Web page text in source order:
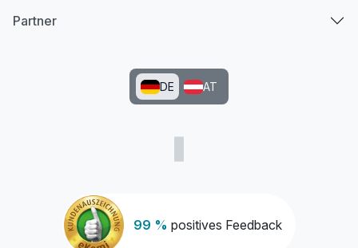
99 % positives Feedback
Partner
DE AT